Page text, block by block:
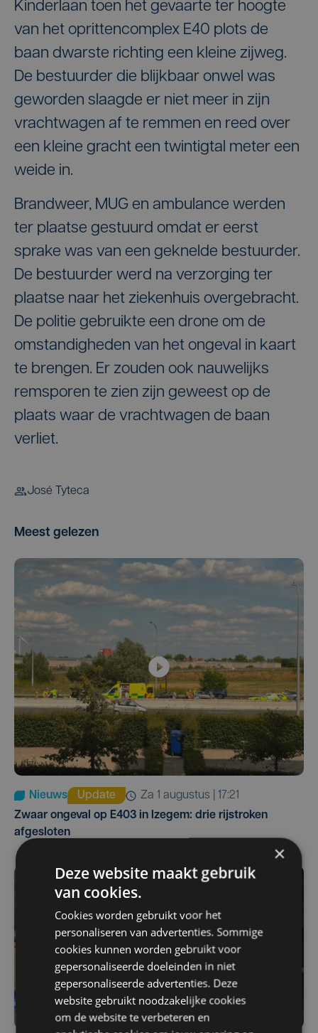
Kinderlaan toen het gevaarte ter hoogte
van het oprittencomplex E40 plots de
baan dwarste richting een kleine zijweg.
De bestuurder die blijkbaar onwel was
geworden slaagde er niet meer in zijn
vrachtwagen af te remmen en reed over
een kleine gracht een twintigtal meter een
weide in.
Brandweer, MUG en ambulance werden
ter plaatse gestuurd omdat er eerst
sprake was van een geknelde bestuurder.
De bestuurder werd na verzorging ter
plaatse naar het ziekenhuis overgebracht.
De politie gebruikte een drone om de
omstandigheden van het ongeval in kaart
te brengen. Er zouden ook nauwelijks
remsporen te zien zijn geweest op de
plaats waar de vrachtwagen de baan
verliet.
José Tyteca
Meest gelezen
Nieuws Update
za 1 augustus | 17:21
Zwaar ongeval op E403 in Izegem: drie rijstroken
afgesloten
×
Deze website maakt gebruik
van cookies.
Cookies worden gebruikt voor het
personaliseren van advertenties. Sommige
cookies kunnen worden gebruikt voor
gepersonaliseerde doeleinden in niet
gepersonaliseerde advertenties. Deze
website gebruikt noodzakelijke cookies
om de website te verbeteren en